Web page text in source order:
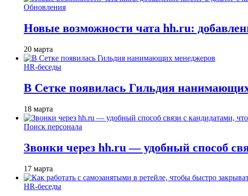
Обновления
Новые возможности чата hh.ru:
20 марта
HR-беседы
В Сетке появилась Гильдия
18 марта
Поиск персонала
Звонки через hh.ru — удобный способ
17 марта
HR-беседы